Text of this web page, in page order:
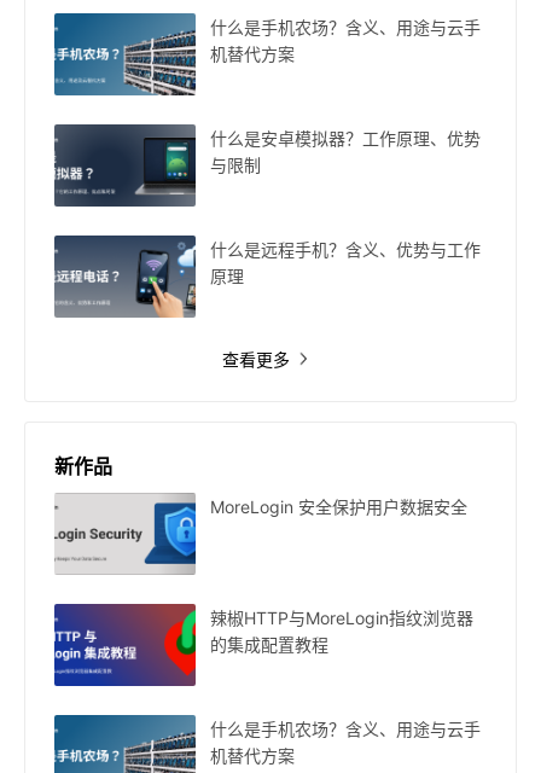
什么是手机农场？含义、用途与云手
机替代方案
什么是安卓模拟器？工作原理、优势
与限制
什么是远程手机？含义、优势与工作
原理
查看更多
新作品
MoreLogin 安全保护用户数据安全
辣椒HTTP与MoreLogin指纹浏览器
的集成配置教程
什么是手机农场？含义、用途与云手
机替代方案